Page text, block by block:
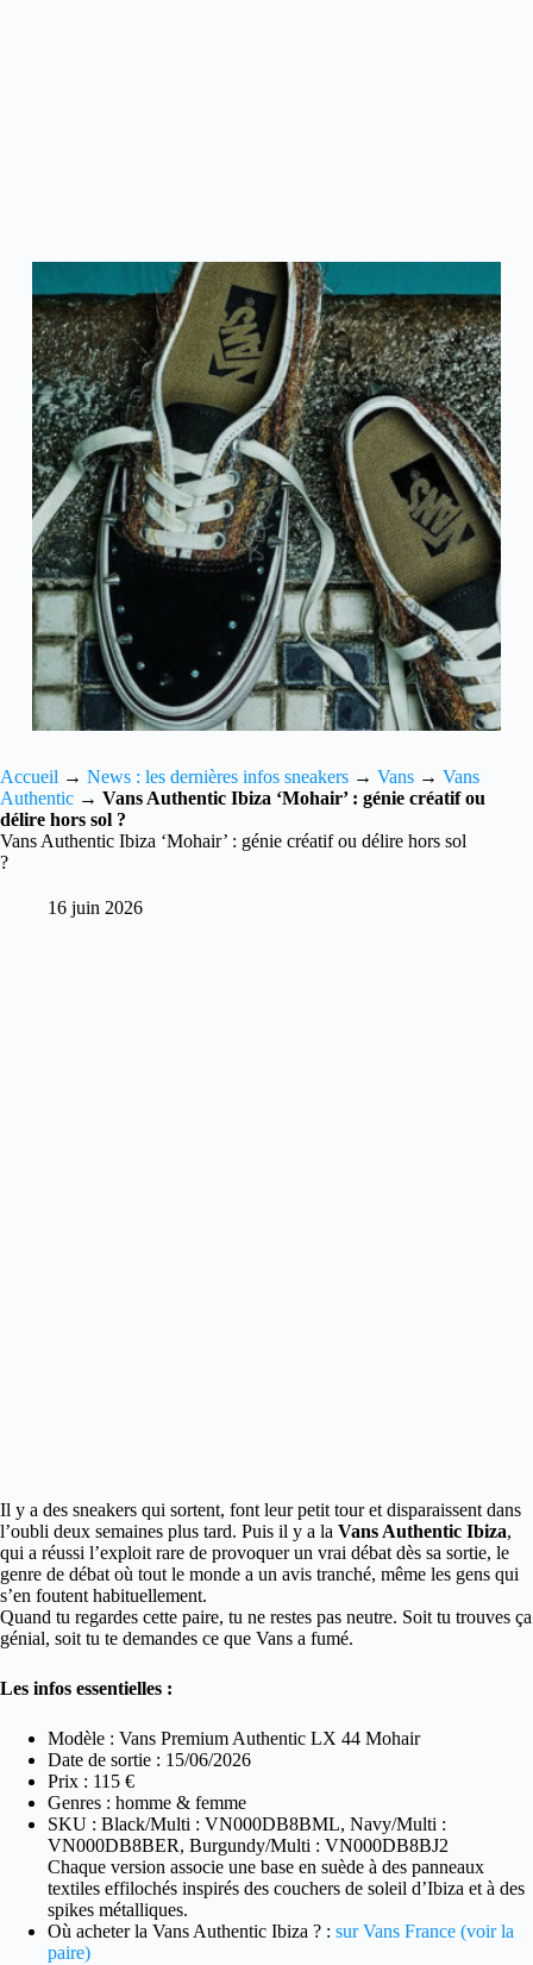
Accueil → News : les dernières infos sneakers → Vans → Vans
Authentic → Vans Authentic Ibiza ‘Mohair’ : génie créatif ou
délire hors sol ?
Vans Authentic Ibiza ‘Mohair’ : génie créatif ou délire hors sol
?
16 juin 2026
Il y a des sneakers qui sortent, font leur petit tour et disparaissent dans
l’oubli deux semaines plus tard. Puis il y a la Vans Authentic Ibiza,
qui a réussi l’exploit rare de provoquer un vrai débat dès sa sortie, le
genre de débat où tout le monde a un avis tranché, même les gens qui
s’en foutent habituellement.
Quand tu regardes cette paire, tu ne restes pas neutre. Soit tu trouves ça
génial, soit tu te demandes ce que Vans a fumé.
Les infos essentielles :
Modèle : Vans Premium Authentic LX 44 Mohair
Date de sortie : 15/06/2026
Prix : 115 €
Genres : homme & femme
SKU : Black/Multi : VN000DB8BML, Navy/Multi :
VN000DB8BER, Burgundy/Multi : VN000DB8BJ2
Chaque version associe une base en suède à des panneaux
textiles effilochés inspirés des couchers de soleil d’Ibiza et à des
spikes métalliques.
Où acheter la Vans Authentic Ibiza ? : sur Vans France (voir la
paire)